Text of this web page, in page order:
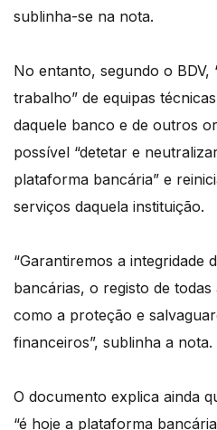
sublinha-se na nota.
No entanto, segundo o BDV,
trabalho” de equipas
daquele banco e de outros
possível “detetar e
plataforma bancária” e
serviços daquela instituição.
“Garantiremos a integridade
bancárias, o registo de
como a proteção e
financeiros”, sublinha a nota.
O documento explica ainda
“é hoje a plataforma